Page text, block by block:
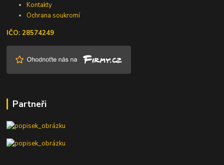
Kontakty
Ochrana soukromí
IČO: 28574249
Partneři